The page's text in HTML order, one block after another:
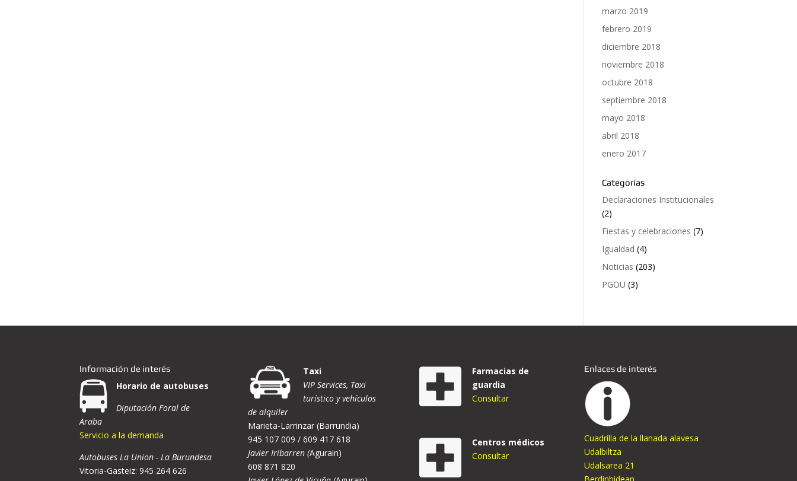
marzo 2019
febrero 2019
diciembre 2018
noviembre 2018
octubre 2018
septiembre 2018
mayo 2018
abril 2018
enero 2017
Categorías
Declaraciones Institucionales
(2)
Fiestas y celebraciones (7)
Igualdad (4)
Noticias (203)
PGOU (3)
Información de interés
Horario de autobuses
Diputación Foral de
Araba
Servicio a la demanda
Autobuses La Union - La Burundesa
Vitoria-Gasteiz: 945 264 626
Taxi
VIP Services, Taxi
turístico y vehículos
de alquiler
Marieta-Larrinzar (Barrundia)
945 107 009 / 609 417 618
Javier Iribarren (Agurain)
608 871 820
Farmacias de
guardia
Consultar
Centros médicos
Consultar
Enlaces de interés
Cuadrilla de la llanada alavesa
Udalbiltza
Udalsarea 21
Berdinbidean